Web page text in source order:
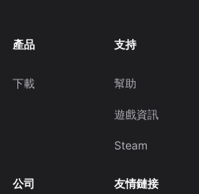
產品
下載
支持
幫助
遊戲資訊
Steam
公司 友情鏈接